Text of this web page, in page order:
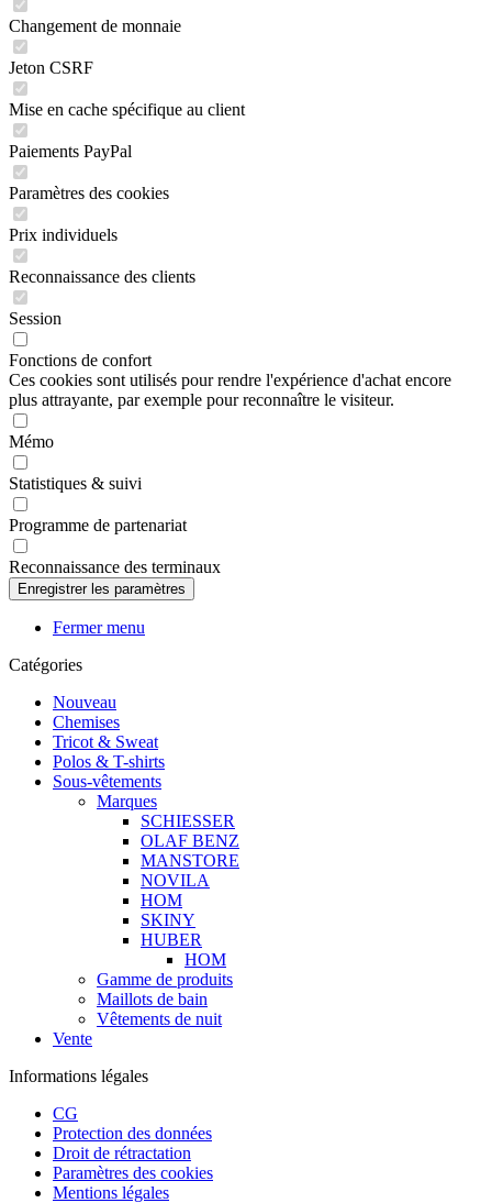
Changement de monnaie
Jeton CSRF
Mise en cache spécifique au client
Paiements PayPal
Paramètres des cookies
Prix individuels
Reconnaissance des clients
Session
Fonctions de confort
Ces cookies sont utilisés pour rendre l'expérience d'achat encore
plus attrayante, par exemple pour reconnaître le visiteur.
Mémo
Statistiques & suivi
Programme de partenariat
Reconnaissance des terminaux
Fermer menu
Catégories
Nouveau
Chemises
Tricot & Sweat
Polos & T-shirts
Sous-vêtements
Marques
SCHIESSER
OLAF BENZ
MANSTORE
NOVILA
HOM
SKINY
HUBER
HOM
Gamme de produits
Maillots de bain
Vêtements de nuit
Vente
Informations légales
CG
Protection des données
Droit de rétractation
Paramètres des cookies
Mentions légales